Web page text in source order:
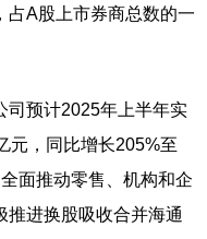
占A股上市券商总数的一
预计2025年上半年实
元，同比增长205%至
面推动零售、机构和企
推进换股吸收合并海通